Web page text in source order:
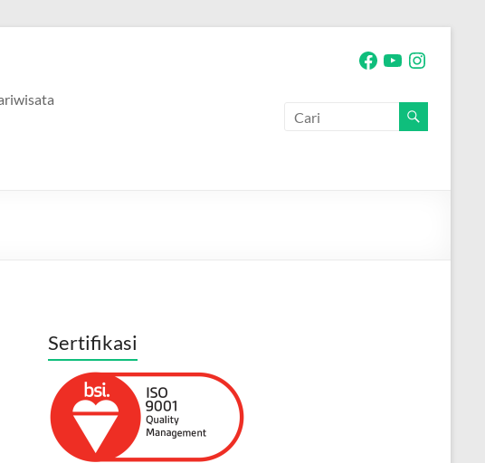
Facebook
YouTubeInstagram
Sertifikasi